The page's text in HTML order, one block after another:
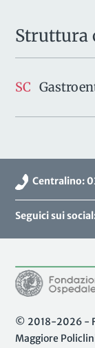
Struttura
SC
Centralino:
Seguici sui
© 2018-2026 -
Maggiore